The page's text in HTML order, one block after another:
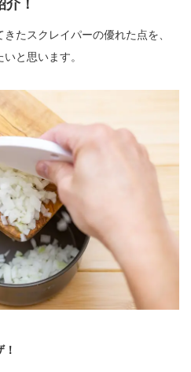
！
たスクレイパーの優れた点を、
と思います。